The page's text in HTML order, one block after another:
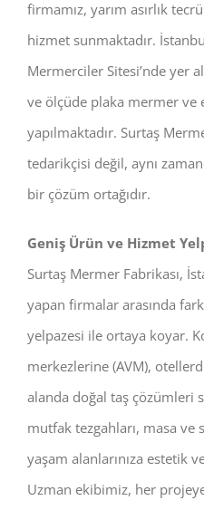
firmamız, yarım asırlık
hizmet sunmaktadır.
Mermerciler Sitesi’nde yer
ve ölçüde plaka mermer ve
yapılmaktadır. Surtaş
tedarikçisi değil, aynı
bir çözüm ortağıdır.
Geniş Ürün ve Hizmet
Surtaş Mermer Fabrikası,
yapan firmalar arasında
yelpazesi ile ortaya koyar.
merkezlerine (AVM),
alanda doğal taş çözümleri
mutfak tezgahları, masa
yaşam alanlarınıza estetik
Uzman ekibimiz, her